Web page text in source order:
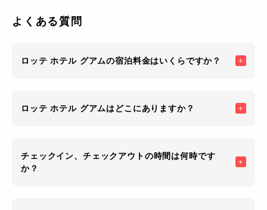
よくある質問
ロッテ ホテル グアムの宿泊料金はいくらですか？
ロッテ ホテル グアムはどこにありますか？
チェックイン、チェックアウトの時間は何時です
か？